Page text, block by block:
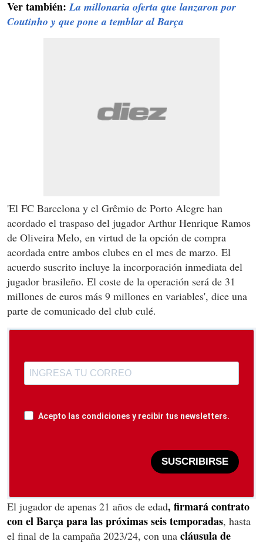
Ver también:La millonaria oferta que lanzaron por
Coutinho y que pone a temblar al Barça
'El FC Barcelona y el Grêmio de Porto Alegre han
acordado el traspaso del jugador Arthur Henrique Ramos
de Oliveira Melo, en virtud de la opción de compra
acordada entre ambos clubes en el mes de marzo. El
acuerdo suscrito incluye la incorporación inmediata del
jugador brasileño. El coste de la operación será de 31
millones de euros más 9 millones en variables', dice una
parte de comunicado del club culé.
Acepto las condiciones y recibir tus newsletters.
SUSCRIBIRSE
El jugador de apenas 21 años de edad, firmará contrato
con el Barça para las próximas seis temporadas, hasta
el final de la campaña 2023/24, con una cláusula de